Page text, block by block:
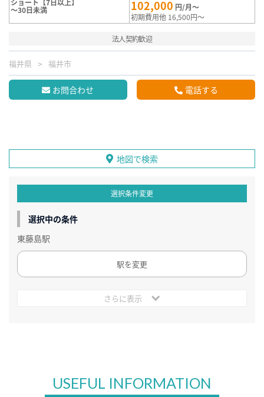
ショート【7日以上】
～30日未満 102,000 円/月～
初期費用他 16,500円～
法人契約歓迎
福井県 福井市
お問合わせ 電話する
地図で検索
選択条件変更
選択中の条件
東藤島駅
駅を変更
さらに表示
USEFUL INFORMATION